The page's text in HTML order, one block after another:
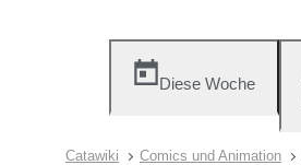
Diese Woche
Catawiki Comics und Animation